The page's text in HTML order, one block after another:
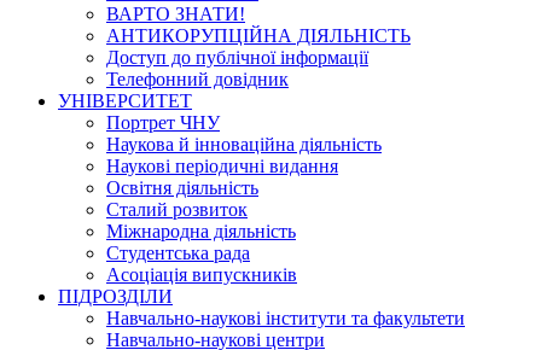
ВАРТО ЗНАТИ!
АНТИКОРУПЦІЙНА ДІЯЛЬНІСТЬ
Доступ до публічної інформації
Телефонний довідник
УНІВЕРСИТЕТ
Портрет ЧНУ
Наукова й інноваційна діяльність
Наукові періодичні видання
Освітня діяльність
Сталий розвиток
Міжнародна діяльність
Студентська рада
Асоціація випускників
ПІДРОЗДІЛИ
Навчально-наукові інститути та факультети
Навчально-наукові центри